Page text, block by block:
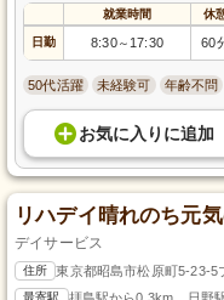
就業時間 休
日勤 8:30～ 17:30 60
50代活躍 未経験可 年齢不問
お気に入り に追加
リハデイ晴れのち元
デイサービス
住所 東京都昭島市松原町5-23-
最寄駅